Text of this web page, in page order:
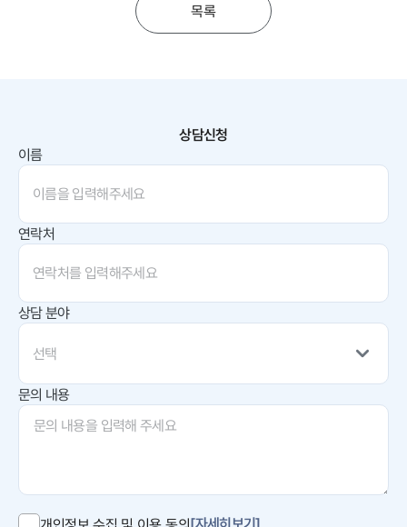
목록
상담신청
이름
연락처
상담 분야
선택
문의 내용